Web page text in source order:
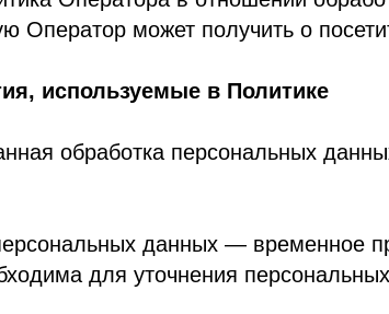
в Политике
данных — временное
для уточнения персональных
графических и
в сети интернет по сетевому